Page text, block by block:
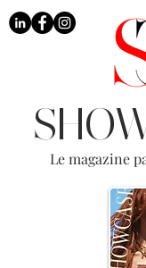
Le magazine